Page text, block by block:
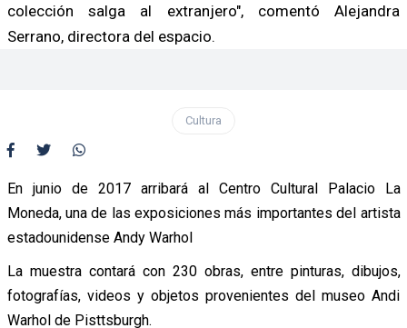
colección salga al extranjero", comentó Alejandra
Serrano, directora del espacio.
Cultura
En junio de 2017 arribará al Centro Cultural Palacio La
Moneda, una de las exposiciones más importantes del artista
estadounidense Andy Warhol
La muestra contará con 230 obras, entre pinturas, dibujos,
fotografías, videos y objetos provenientes del museo Andi
Warhol de Pisttsburgh.